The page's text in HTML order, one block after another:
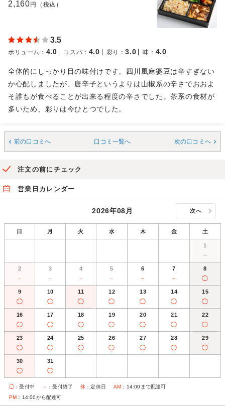
2,160 円（税込）
3.5
ボリューム ： 4.0 コスパ ： 4.0 彩り ：3.0 味 ： 4.0
全体的にしっかり目の味付けです。四川風麻婆豆は辛すぎない
か心配しましたが、唐辛子というよりは山椒系の辛さでおおよ
そ誰もが食べることが出来る程度の辛さでした。茶系の食材が
多いため、彩りは今ひとつでした。
前の口コミへ 口コミ一覧へ 次の口コミへ
注文の前にチェック
営業日カレンダー
2026年08月 次へ
日 月 火 水 木 金 土
1
－
2
－
3
－
4
－
5
－
6
－
7
－
8
◯
9
◯
10
◯
11
◯
12
◯
13
◯
14
◯
15
◯
16
◯
17
◯
18
◯
19
◯
20
◯
21
◯
22
◯
23
◯
24
◯
25
◯
26
◯
27
◯
28
◯
29
◯
30
◯
31
◯
◯ ：受付中 － ：受付終了 休 ：定休日 AM ：14:00まで配達可
PM ：14:00から配達可